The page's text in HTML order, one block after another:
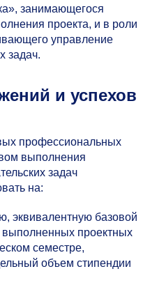
занимающегося
проекта, и в роли
управление
задач.
и успехов
профессиональных
выполнения
задач
на:
эквивалентную базовой
выполненных проектных
семестре,
объем стипендии